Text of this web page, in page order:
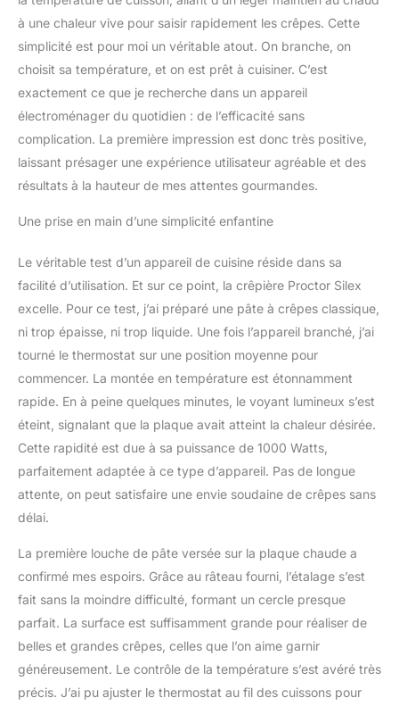
: profitez de crêpes
comme vous le faites
dans les restaurants
préparés dans votre
propre cuisine. Faites
avec vos garnitures
sucrées ou salées
préférées en utilisant vos
sur la grande surface de
33 cm Polyvalent avec 8
crêpière portable vous
permet de contrôler la
façon dont vos crêpes,
crêpes, omelettes et
autres aliments sont
dorés. Utilise un réglage
moyen pour les crêpes
avec une finition
parfaitement dorée ou un
réglage plus élevé pour
les crêpes plus foncées
à une chaleur vive pour saisir rapidement les crêpes. Cette
simplicité est pour moi un véritable atout. On branche, on
choisit sa température, et on est prêt à cuisiner. C’est
exactement ce que je recherche dans un appareil
électroménager du quotidien : de l’efficacité sans
complication. La première impression est donc très positive,
laissant présager une expérience utilisateur agréable et des
résultats à la hauteur de mes attentes gourmandes.
Une prise en main d’une simplicité enfantine
Le véritable test d’un appareil de cuisine réside dans sa
facilité d’utilisation. Et sur ce point, la crêpière Proctor Silex
excelle. Pour ce test, j’ai préparé une pâte à crêpes classique,
ni trop épaisse, ni trop liquide. Une fois l’appareil branché, j’ai
tourné le thermostat sur une position moyenne pour
commencer. La montée en température est étonnamment
rapide. En à peine quelques minutes, le voyant lumineux s’est
éteint, signalant que la plaque avait atteint la chaleur désirée.
Cette rapidité est due à sa puissance de 1000 Watts,
parfaitement adaptée à ce type d’appareil. Pas de longue
attente, on peut satisfaire une envie soudaine de crêpes sans
délai.
La première louche de pâte versée sur la plaque chaude a
confirmé mes espoirs. Grâce au râteau fourni, l’étalage s’est
fait sans la moindre difficulté, formant un cercle presque
parfait. La surface est suffisamment grande pour réaliser de
belles et grandes crêpes, celles que l’on aime garnir
généreusement. Le contrôle de la température s’est avéré très
précis. J’ai pu ajuster le thermostat au fil des cuissons pour